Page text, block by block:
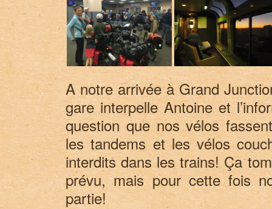
A notre arrivée à Grand
gare interpelle Antoine et
question que nos vélos
les tandems et les vélos
interdits dans les trains! Ça
prévu, mais pour cette fois
partie!